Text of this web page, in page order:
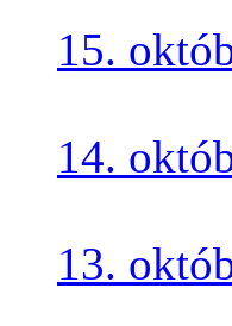
15.
14.
13.